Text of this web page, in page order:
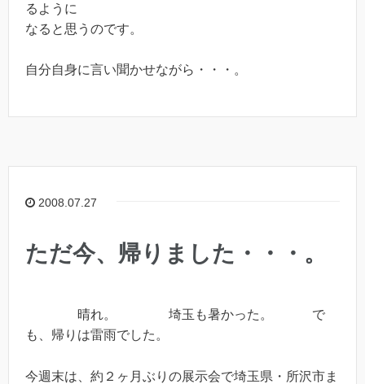
るように
なると思うのです。
自分自身に言い聞かせながら・・・。
2008.07.27
ただ今、帰りました・・・。
晴れ。 埼玉も暑かった。 で
も、帰りは雷雨でした。
今週末は、約２ヶ月ぶりの展示会で埼玉県・所沢市ま